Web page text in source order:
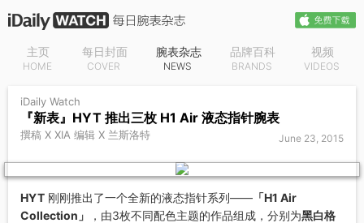
主页
HOME
每日封面
COVER
腕表杂志
NEWS
品牌百科
BRANDS
视频
VIDEOS
iDaily Watch
『新表』HYT 推出三枚 H1 Air 液态指针腕表
June 23, 2015
撰稿 X XIA 编辑 X 兰斯洛特
HYT 刚刚推出了一个全新的液态指针系列—— 「H1 Air
Collection」
，由3枚不同配色主题的作品组成，分别为黑白格